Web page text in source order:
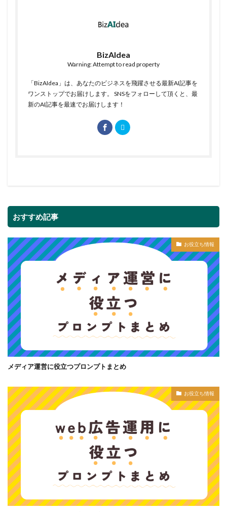
BizAIdea
Warning: Attempt to read property
「BizAIdea」は、あなたのビジネスを飛躍させる最新AI記事を
ワンストップでお届けします。 SNSをフォローして頂くと、最
新のAI記事を最速でお届けします！
おすすめ記事
お役立ち情報
メディア運営に役立つプロンプトまとめ
お役立ち情報